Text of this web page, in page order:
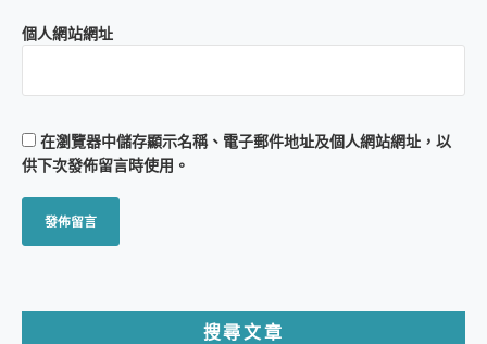
個人網站網址
在瀏覽器中儲存顯示名稱、電子郵件地址及個人網站網址，以
供下次發佈留言時使用。
搜尋文章